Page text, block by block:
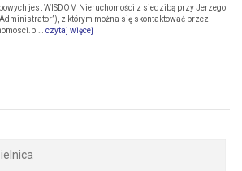
jest WISDOM Nieruchomości z siedzibą przy Jerzego
z którym można się skontaktować przez
czytaj więcej